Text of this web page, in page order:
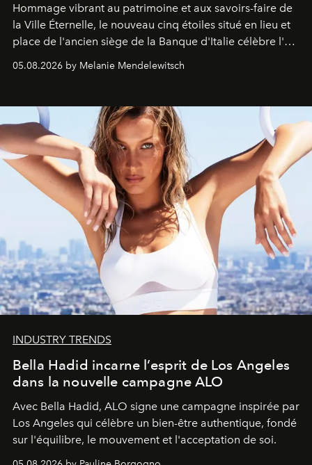
Hommage vibrant au patrimoine et aux savoirs-faire de
la Ville Éternelle, le nouveau cinq étoiles situé en lieu et
place de l'ancien siège de la Banque d'Italie célèbre l'art
05.08.2026 by Melanie Mendelewitsch
INDUSTRY TRENDS
Bella Hadid incarne l’esprit de Los Angeles
dans la nouvelle campagne ALO
Avec Bella Hadid, ALO signe une campagne inspirée par
Los Angeles qui célèbre un bien-être authentique, fondé
sur l'équilibre, le mouvement et l'acceptation de soi.